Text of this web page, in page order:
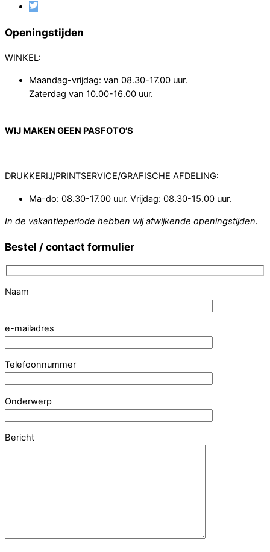
Openingstijden
WINKEL:
Maandag-vrijdag: van 08.30-17.00 uur.
Zaterdag van 10.00-16.00 uur.
WIJ MAKEN GEEN PASFOTO’S
DRUKKERIJ/PRINTSERVICE/GRAFISCHE AFDELING:
Ma-do: 08.30-17.00 uur. Vrijdag: 08.30-15.00 uur.
In de vakantieperiode hebben wij afwijkende openingstijden.
Bestel / contact formulier
Naam
e-mailadres
Telefoonnummer
Onderwerp
Bericht